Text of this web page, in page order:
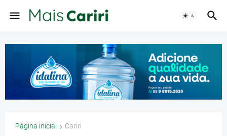
Página inicial Cariri